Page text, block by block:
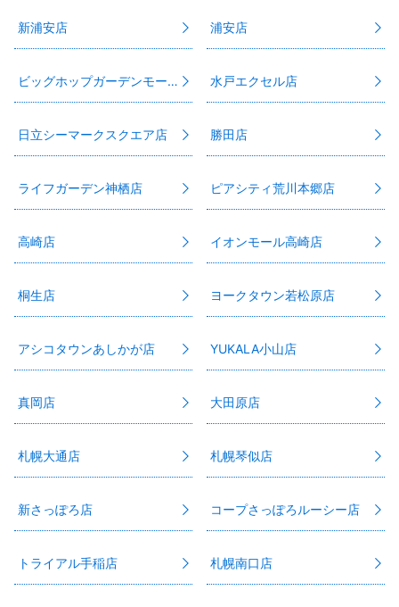
新浦安店 浦安店
ビッグホップガーデンモール印西店 水戸エクセル店
日立シーマークスクエア店 勝田店
ライフガーデン神栖店 ピアシティ荒川本郷店
高崎店 イオンモール高崎店
桐生店 ヨークタウン若松原店
アシコタウンあしかが店 YUKALA小山店
真岡店 大田原店
札幌大通店 札幌琴似店
新さっぽろ店 コープさっぽろルーシー店
トライアル手稲店 札幌南口店